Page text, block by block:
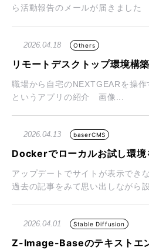
ら活動報告のメールが届きました
2026.04.18 Others
リモートデスクトップ環境構築
職場から自宅のNEXTGEARを操
というアプリの紹介 画像...
2026.04.13 baserCMS
Dockerでローカルお試し環境
アップデートでサイトが表示でき
過去の記事をみて思い出しながら
2026.04.01 Stable Diffusion
Z-Image-Baseのテキストエ